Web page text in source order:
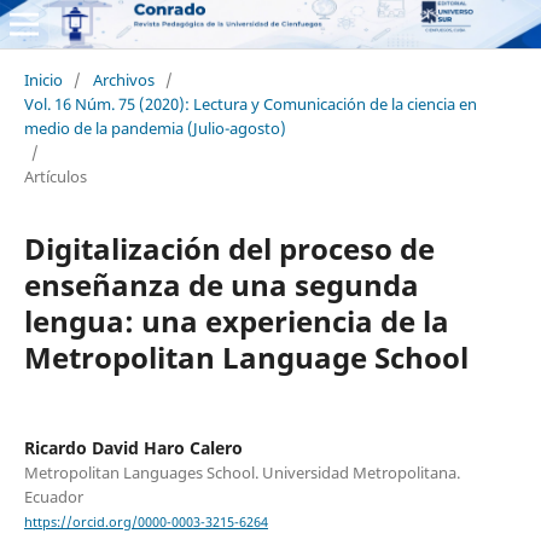
Inicio / Archivos /
Vol. 16 Núm. 75 (2020): Lectura y Comunicación de la ciencia en
medio de la pandemia (Julio-agosto)
/
Artículos
Digitalización del proceso de
enseñanza de una segunda
lengua: una experiencia de la
Metropolitan Language School
Ricardo David Haro Calero
Metropolitan Languages School. Universidad Metropolitana.
Ecuador
https://orcid.org/0000-0003-3215-6264